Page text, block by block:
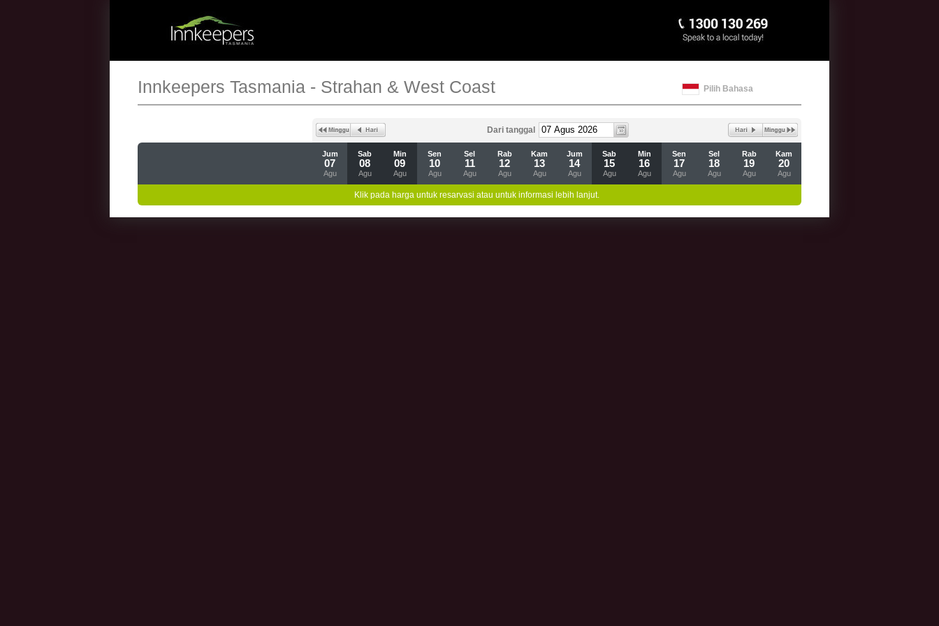
Pilih Bahasa
Innkeepers Tasmania - Strahan & West Coast
Dari tanggal
Jum
07
Agu
Sab
08
Agu
Min
09
Agu
Sen
10
Agu
Sel
11
Agu
Rab
12
Agu
Kam
13
Agu
Jum
14
Agu
Sab
15
Agu
Min
16
Agu
Sen
17
Agu
Sel
18
Agu
Rab
19
Agu
Kam
20
Agu
Klik pada harga untuk resarvasi atau untuk informasi lebih lanjut.